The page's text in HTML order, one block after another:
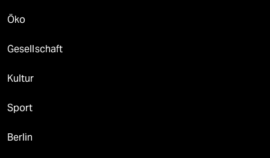
Öko
Gesellschaft
Kultur
Sport
Berlin